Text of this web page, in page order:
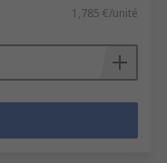
1,785 €/unité